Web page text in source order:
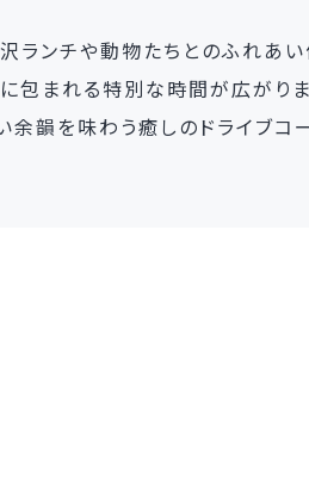
ランチや動物たちとのふれあ
包まれる特別な時間が広がり
韻を味わう癒しのドライブコー